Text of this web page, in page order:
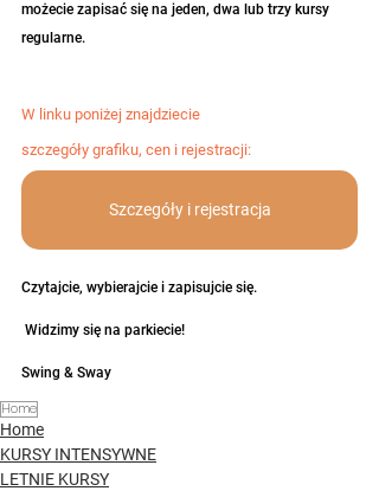
możecie zapisać się na jeden, dwa lub trzy kursy
regularne.
W linku poniżej znajdziecie
szczegóły grafiku, cen i rejestracji:
Szczegóły i rejestracja
Czytajcie, wybierajcie i zapisujcie się.
Widzimy się na parkiecie!
Swing & Sway
Home
Home
KURSY INTENSYWNE
LETNIE KURSY